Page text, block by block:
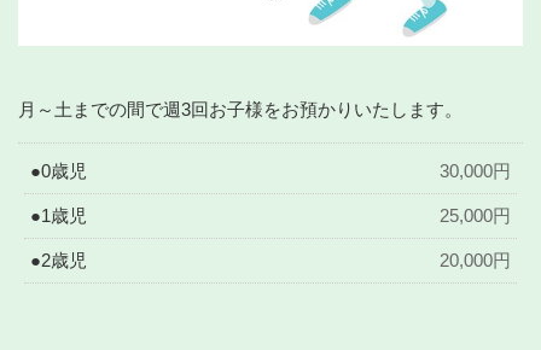
月～土までの間で週3回お子様をお預かりいたします。
●0歳児 30,000円
●1歳児 25,000円
●2歳児 20,000円